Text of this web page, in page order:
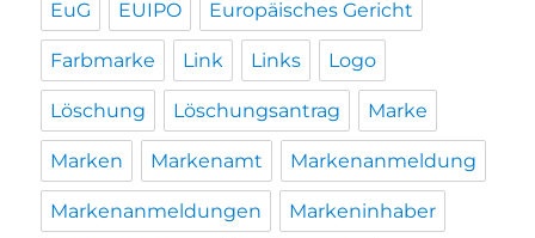
EuG EUIPO Europäisches Gericht
Farbmarke Link Links Logo
Löschung Löschungsantrag Marke
Marken Markenamt Markenanmeldung
Markenanmeldungen Markeninhaber